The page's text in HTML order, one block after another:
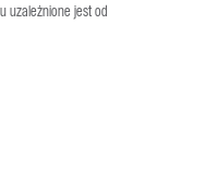
uzależnione jest od